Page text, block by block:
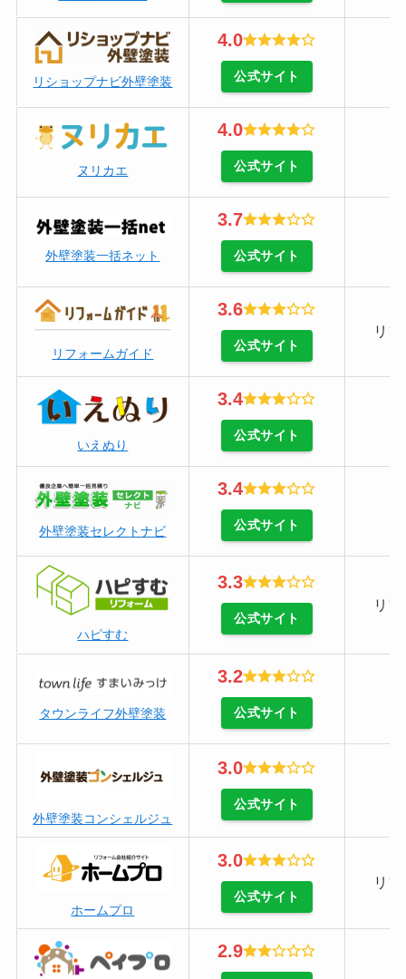
リショップナビ外壁塗装
4.0
公式サイト
ヌリカエ
4.0
公式サイト
外壁塗装一括ネット
3.7
公式サイト
リフォームガイド
3.6
公式サイト
リ
いえぬり
3.4
公式サイト
外壁塗装セレクトナビ
3.4
公式サイト
ハピすむ
3.3
公式サイト
リ
タウンライフ外壁塗装
3.2
公式サイト
外壁塗装コンシェルジュ
3.0
公式サイト
ホームプロ
3.0
公式サイト
リ
2.9